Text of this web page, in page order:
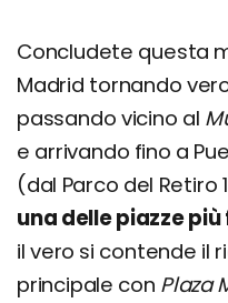
Concludete questa
Madrid tornando
passando vicino al
e arrivando fino a
(dal Parco del Retiro
una delle piazze
il vero si contende il
principale con Plaza